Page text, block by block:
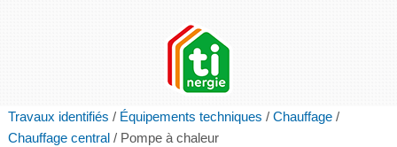
Travaux identifiés / Équipements techniques / Chauffage/
Chauffage central/ Pompe à chaleur